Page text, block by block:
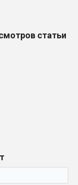
ПЕРЕЙТИ НА
статьи